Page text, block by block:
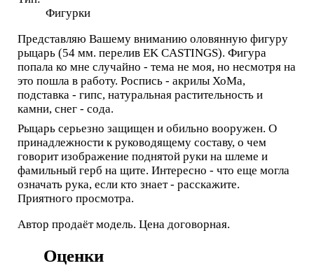
Фигурки
Представляю Вашему вниманию оловянную фигуру
рыцарь (54 мм. перелив EK CASTINGS). Фигура
попала ко мне случайно - тема не моя, но несмотря на
это пошла в работу. Роспись - акрилы ХоМа,
подставка - гипс, натуральная растительность и
камни, снег - сода.
Рыцарь серьезно защищен и обильно вооружен. О
принадлежности к руководящему составу, о чем
говорит изображение поднятой руки на шлеме и
фамильный герб на щите. Интересно - что еще могла
означать рука, если кто знает - расскажите.
Приятного просмотра.
Автор продаёт модель. Цена договорная.
Оценки